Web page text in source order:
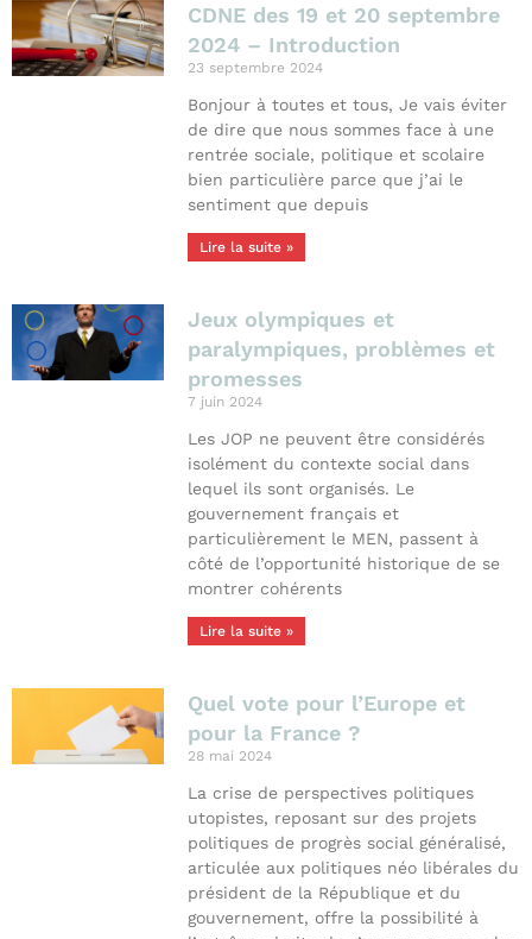
CDNE des 19 et 20 septembre
2024 – Introduction
23 septembre 2024
Bonjour à toutes et tous, Je vais éviter
de dire que nous sommes face à une
rentrée sociale, politique et scolaire
bien particulière parce que j’ai le
sentiment que depuis
Lire la suite »
Jeux olympiques et
paralympiques, problèmes et
promesses
7 juin 2024
Les JOP ne peuvent être considérés
isolément du contexte social dans
lequel ils sont organisés. Le
gouvernement français et
particulièrement le MEN, passent à
côté de l’opportunité historique de se
montrer cohérents
Lire la suite »
Quel vote pour l’Europe et
pour la France ?
28 mai 2024
La crise de perspectives politiques
utopistes, reposant sur des projets
politiques de progrès social généralisé,
articulée aux politiques néo libérales du
président de la République et du
gouvernement, offre la possibilité à